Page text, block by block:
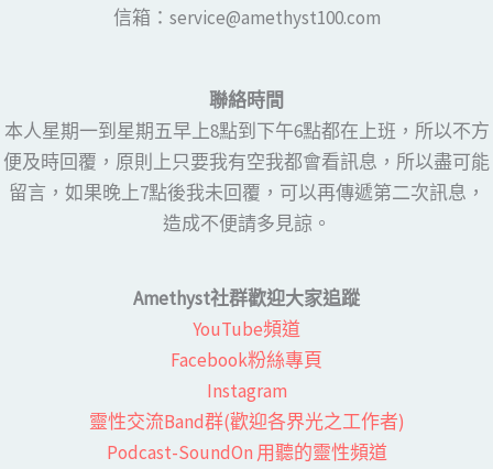
​​信箱：service@amethyst100.com
聯絡時間
本人星期一到星期五早上8點到下午6點都在上班，所以不方
便及時回覆，原則上只要我有空我都會看訊息，所以盡可能
留言，如果晚上7點後我未回覆，可以再傳遞第二次訊息，
造成不便請多見諒。
Amethyst社群歡迎大家追蹤
YouTube頻道
Facebook粉絲專頁​
Instagram
靈性交流Band群(歡迎各界光之工作者)​
Podcast-SoundOn 用聽的靈性頻道